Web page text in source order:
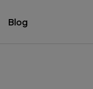
Blog